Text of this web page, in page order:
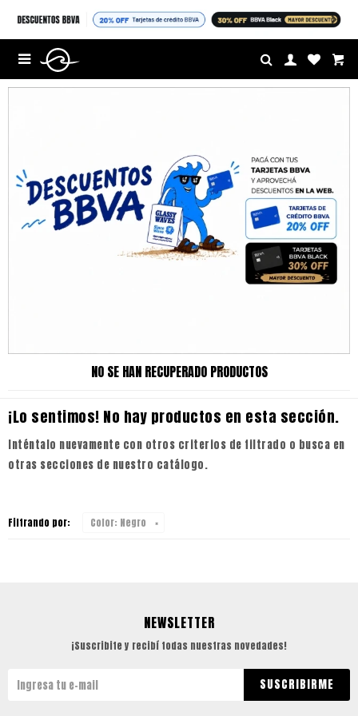


NO SE HAN RECUPERADO PRODUCTOS
¡Lo sentimos! No hay productos en esta sección.
Inténtalo nuevamente con otros criterios de filtrado o busca en
otras secciones de nuestro catálogo.
Filtrando por: Color: Negro
NEWSLETTER
¡Suscribite y recibí todas nuestras novedades!
SUSCRIBIRME